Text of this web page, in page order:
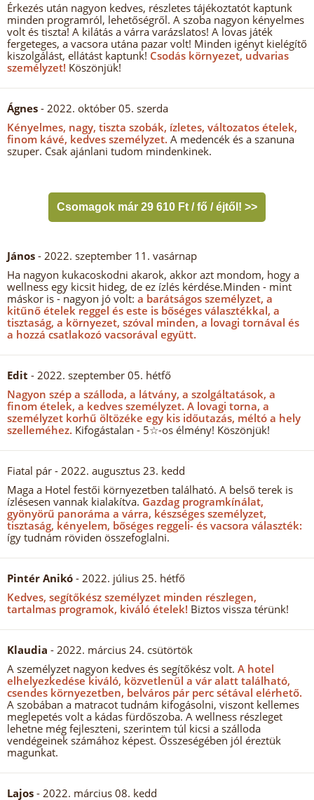
Érkezés után nagyon kedves, részletes tájékoztatót kaptunk
minden programról, lehetőségről. A szoba nagyon kényelmes
volt és tiszta! A kilátás a várra varázslatos! A lovas játék
fergeteges, a vacsora utána pazar volt! Minden igényt kielégítő
kiszolgálást, ellátást kaptunk! Csodás környezet, udvarias
személyzet! Köszönjük!
Ágnes - 2022. október 05. szerda
Kényelmes, nagy, tiszta szobák, ízletes, változatos ételek,
finom kávé, kedves személyzet. A medencék és a szanuna
szuper. Csak ajánlani tudom mindenkinek.
Csomagok már 29 610 Ft / fő / éjtől! >>
János - 2022. szeptember 11. vasárnap
Ha nagyon kukacoskodni akarok, akkor azt mondom, hogy a
wellness egy kicsit hideg, de ez ízlés kérdése.Minden - mint
máskor is - nagyon jó volt: a barátságos személyzet, a
kitűnő ételek reggel és este is bőséges választékkal, a
tisztaság, a környezet, szóval minden, a lovagi tornával és
a hozzá csatlakozó vacsorával együtt.
Edit - 2022. szeptember 05. hétfő
Nagyon szép a szálloda, a látvány, a szolgáltatások, a
finom ételek, a kedves személyzet. A lovagi torna, a
személyzet korhű öltözéke egy kis időutazás, méltó a hely
szelleméhez. Kifogástalan - 5☆-os élmény! Köszönjük!
Fiatal pár - 2022. augusztus 23. kedd
Maga a Hotel festői környezetben található. A belső terek is
ízlésesen vannak kialakítva. Gazdag programkínálat,
gyönyörű panoráma a várra, készséges személyzet,
tisztaság, kényelem, bőséges reggeli- és vacsora választék:
így tudnám röviden összefoglalni.
Pintér Anikó - 2022. július 25. hétfő
Kedves, segítőkész személyzet minden részlegen,
tartalmas programok, kiváló ételek! Biztos vissza térünk!
Klaudia - 2022. március 24. csütörtök
A személyzet nagyon kedves és segítőkész volt. A hotel
elhelyezkedése kiváló, közvetlenül a vár alatt található,
csendes környezetben, belváros pár perc sétával elérhető.
A szobában a matracot tudnám kifogásolni, viszont kellemes
meglepetés volt a kádas fürdőszoba. A wellness részleget
lehetne még fejleszteni, szerintem túl kicsi a szálloda
vendégeinek számához képest. Összeségében jól éreztük
magunkat.
Lajos - 2022. március 08. kedd